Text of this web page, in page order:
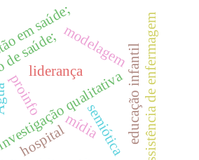
qualitativa
saúde; educação infantil
modelagem
em saúde;
mídia
proinfo assistência de enfermagem
liderança
hospital semiótica